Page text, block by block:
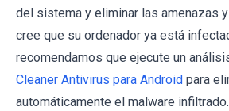
del sistema y eliminar las amenazas
cree que su ordenador ya está
recomendamos que ejecute un
Cleaner Antivirus para Android para
automáticamente el malware infiltrado.